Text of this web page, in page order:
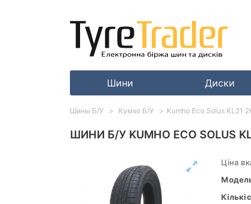
Шини Диски
ШИНИ Б/У KUMHO ECO SOLUS
Ціна
Шины Б/У Кумхо Б/У Kumho Eco Solus KL21